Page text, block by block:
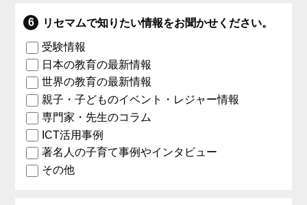
リセマムで知りたい情報をお聞かせください。
受験情報
日本の教育の最新情報
世界の教育の最新情報
親子・子どものイベント・レジャー情報
専門家・先生のコラム
ICT活用事例
著名人の子育て事例やインタビュー
その他